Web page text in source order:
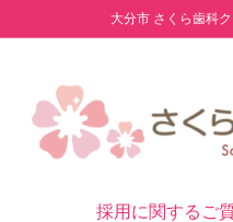
大分市 さくら歯科
採用に関するご